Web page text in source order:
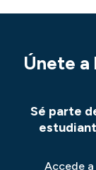
Únete a
Sé parte
Accede